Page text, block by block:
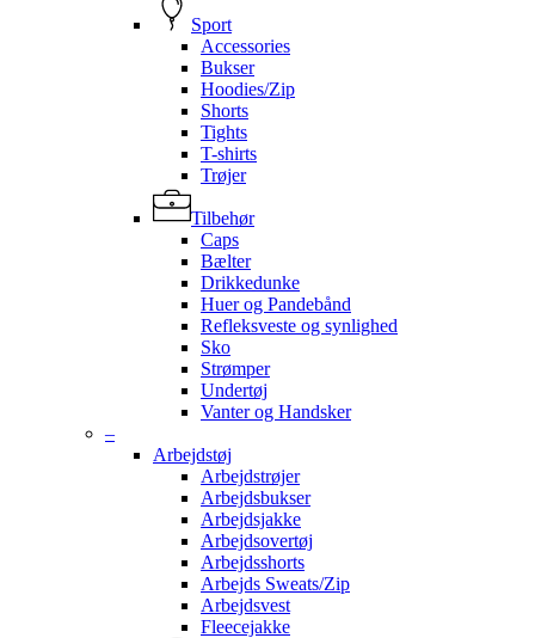
Sport
Accessories
Bukser
Hoodies/Zip
Shorts
Tights
T-shirts
Trøjer
Tilbehør
Caps
Bælter
Drikkedunke
Huer og Pandebånd
Refleksveste og synlighed
Sko
Strømper
Undertøj
Vanter og Handsker
–
Arbejdstøj
Arbejdstrøjer
Arbejdsbukser
Arbejdsjakke
Arbejdsovertøj
Arbejdsshorts
Arbejds Sweats/Zip
Arbejdsvest
Fleecejakke